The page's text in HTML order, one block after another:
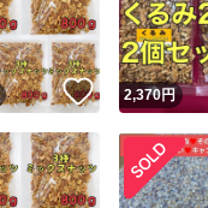
いいね！
2,370円